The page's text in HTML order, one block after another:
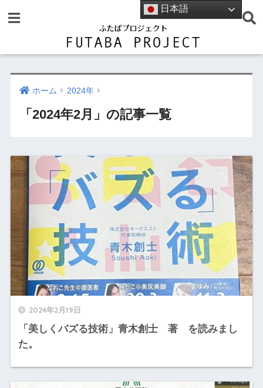
ホーム 2024年
「2024年2月」の記事一覧
2024年2月19日
「美しくバズる技術」青木創士 著 を読みまし
た。
日本語